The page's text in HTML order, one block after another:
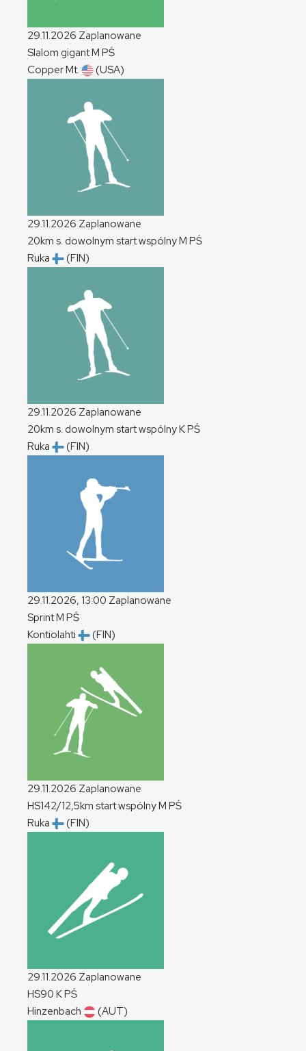
29.11.2026 Zaplanowane
Slalom gigantM PŚ
Copper Mt.
(USA)
29.11.2026 Zaplanowane
20km s. dowolnym start wspólnyM PŚ
Ruka
(FIN)
29.11.2026 Zaplanowane
20km s. dowolnym start wspólnyKPŚ
Ruka
(FIN)
29.11.2026, 13:00 Zaplanowane
SprintM PŚ
Kontiolahti
(FIN)
29.11.2026 Zaplanowane
HS142/12,5km start wspólnyM PŚ
Ruka
(FIN)
29.11.2026 Zaplanowane
HS90 KPŚ
Hinzenbach
(AUT)